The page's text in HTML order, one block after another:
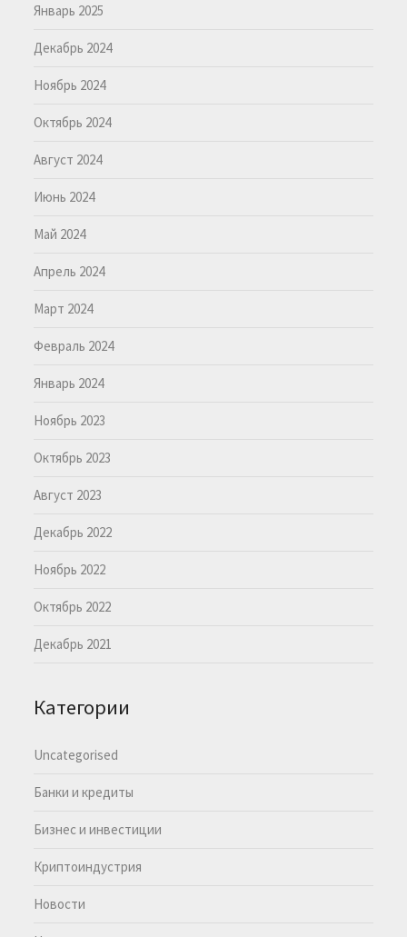
Январь 2025
Декабрь 2024
Ноябрь 2024
Октябрь 2024
Август 2024
Июнь 2024
Май 2024
Апрель 2024
Март 2024
Февраль 2024
Январь 2024
Ноябрь 2023
Октябрь 2023
Август 2023
Декабрь 2022
Ноябрь 2022
Октябрь 2022
Декабрь 2021
Категории
Uncategorised
Банки и кредиты
Бизнес и инвестиции
Криптоиндустрия
Новости